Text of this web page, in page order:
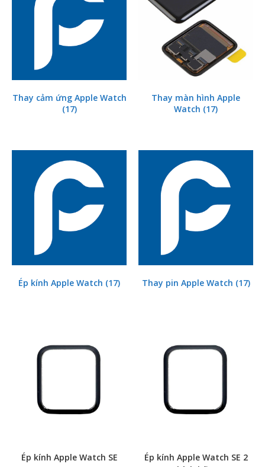
Thay cảm ứng Apple Watch
(17)
Thay màn hình Apple
Watch (17)
Ép kính Apple Watch (17) Thay pin Apple Watch (17)
Ép kính Apple Watch SE
Ép kính Apple Watch SE 2